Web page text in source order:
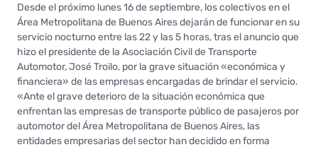
Desde el próximo lunes 16 de septiembre, los colectivos en el
Área Metropolitana de Buenos Aires dejarán de funcionar en su
servicio nocturno entre las 22 y las 5 horas, tras el anuncio que
hizo el presidente de la Asociación Civil de Transporte
Automotor, José Troilo, por la grave situación «económica y
financiera» de las empresas encargadas de brindar el servicio.
«Ante el grave deterioro de la situación económica que
enfrentan las empresas de transporte público de pasajeros por
automotor del Área Metropolitana de Buenos Aires, las
entidades empresarias del sector han decidido en forma